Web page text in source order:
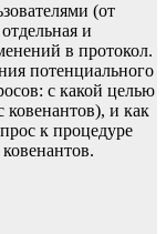
(от
и
в протокол.
потенциального
с какой целью
ковенантов), и как
к процедуре